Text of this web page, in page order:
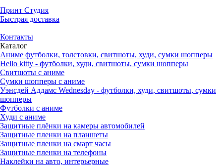
Принт Студия
Быстрая доставка
Контакты
Каталог
Аниме футболки, толстовки, свитшоты, худи, сумки шопперы
Hello kitty - футболки, худи, свитшоты, сумки шопперы
Свитшоты с аниме
Сумки шопперы с аниме
Уэнсдей Аддамс Wednesday - футболки, худи, свитшоты, сумки
шопперы
Футболки с аниме
Худи с аниме
Защитные плёнки на камеры автомобилей
Защитные пленки на планшеты
Защитные пленки на смарт часы
Защитные пленки на телефоны
Наклейки на авто, интерьерные